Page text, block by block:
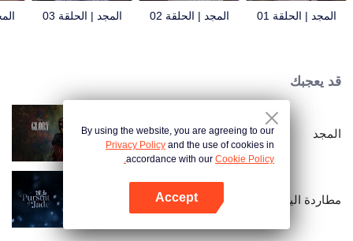
المجد | الحلقة 01 المجد | الحلقة 02 المجد | الحلقة 03
قد يعجبك
المجد
مطاردة اليشم (النسخة الإنجليزية)
By using the website, you are agreeing to our
Privacy Policy and the use of cookies in
accordance with our Cookie Policy.
Accept